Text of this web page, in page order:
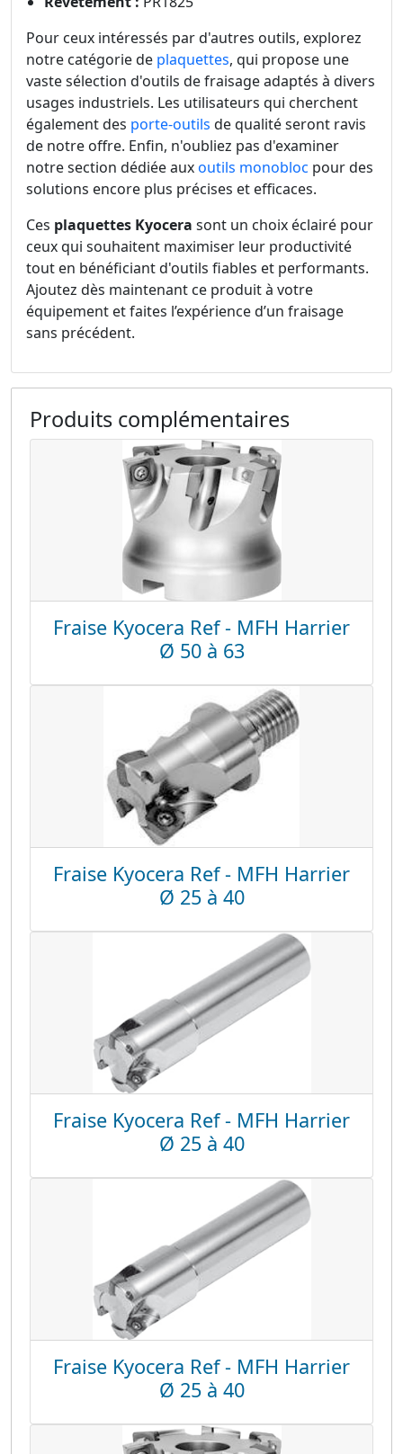
Pour ceux intéressés par d'autres outils, explorez
notre catégorie de plaquettes, qui propose une
vaste sélection d'outils de fraisage adaptés à divers
usages industriels. Les utilisateurs qui cherchent
également des porte-outils de qualité seront ravis
de notre offre. Enfin, n'oubliez pas d'examiner
notre section dédiée auxoutils monobloc pour des
solutions encore plus précises et efficaces.
Ces plaquettes Kyocera sont un choix éclairé pour
ceux qui souhaitent maximiser leur productivité
tout en bénéficiant d'outils fiables et performants.
Ajoutez dès maintenant ce produit à votre
équipement et faites l’expérience d’un fraisage
sans précédent.
Produits complémentaires
Fraise Kyocera Ref - MFH Harrier
Ø 50 à 63
Fraise Kyocera Ref - MFH Harrier
Ø 25 à 40
Fraise Kyocera Ref - MFH Harrier
Ø 25 à 40
Fraise Kyocera Ref - MFH Harrier
Ø 25 à 40